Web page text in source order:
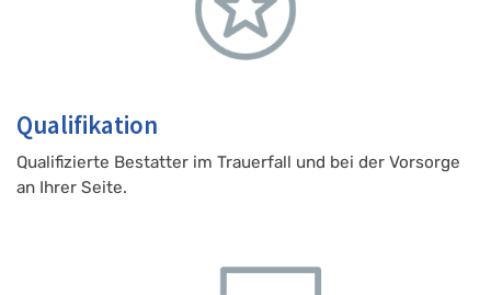
Qualifikation
Qualifizierte Bestatter im Trauerfall und bei der Vorsorge
an Ihrer Seite.